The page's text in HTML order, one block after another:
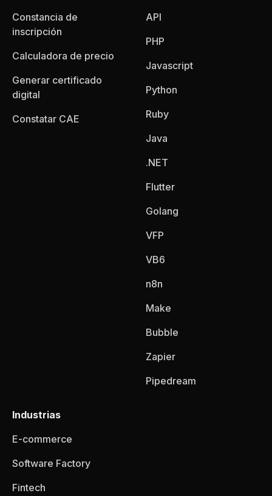
Constancia de
inscripción
Calculadora de precio
Generar certificado
digital
Constatar CAE
API
PHP
Javascript
Python
Ruby
Java
.NET
Flutter
Golang
VFP
VB6
n8n
Make
Bubble
Zapier
Pipedream
Industrias
E-commerce
Software Factory
Fintech